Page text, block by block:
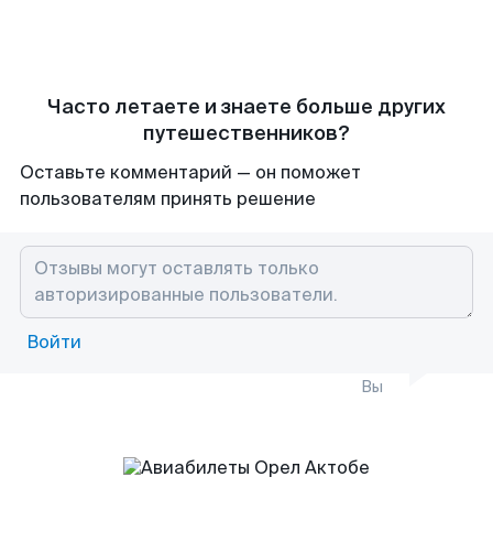
Часто летаете и знаете больше других
путешественников?
Оставьте комментарий — он поможет
пользователям принять решение
Войти
Вы